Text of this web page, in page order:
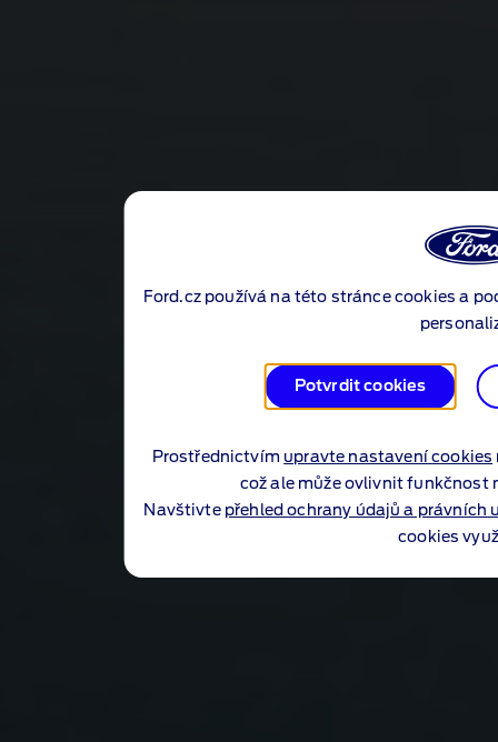
Ford.cz používá na této stránce cookies a
Potvrdit cookies
Prostřednictvím upravte nastavení cookies
což ale může ovlivnit funkčnost
Navštivte přehled ochrany údajů a právních
cookies